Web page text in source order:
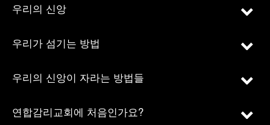
우리의 신앙
우리가 섬기는 방법
우리의 신앙이 자라는 방법들
연합감리교회에 처음인가요?